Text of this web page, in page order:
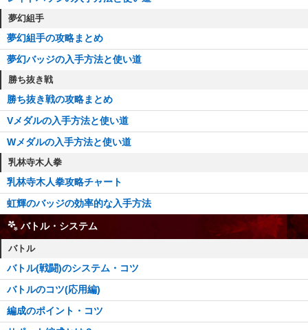
夢幻組手
夢幻組手の攻略まとめ
夢幻バッジの入手方法と使い道
勝ち抜き戦
勝ち抜き戦の攻略まとめ
Vメダルの入手方法と使い道
Wメダルの入手方法と使い道
乳林寺木人拳
乳林寺木人拳攻略チャート
虹輝のバッジの効率的な入手方法
バトル・システム
バトル
バトル(戦闘)のシステム・コツ
バトルのコツ(応用編)
編成のポイント・コツ